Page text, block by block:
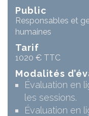
Public
Responsables et
humaines
Tarif
1020 € TTC
Modalités
Évaluation en
les sessions.
Évaluation en